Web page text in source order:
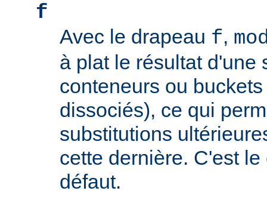
f
Avec le drapeau f,
à plat le résultat d'une
conteneurs ou
dissociés), ce qui
substitutions
cette dernière. C'est
défaut.